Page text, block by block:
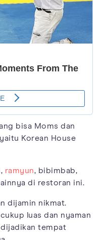
bisa Moms dan
Korean House
ramyun, bibimbab,
di restoran ini.
dijamin nikmat.
luas dan nyaman
tempat